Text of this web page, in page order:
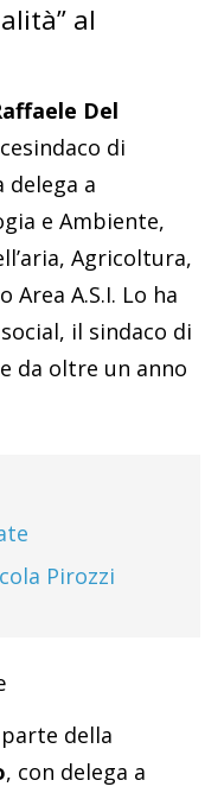
al
Del
di
delega a
e Ambiente,
Agricoltura,
A.S.I. Lo ha
il sindaco di
da oltre un anno
Pirozzi
della
, con delega a